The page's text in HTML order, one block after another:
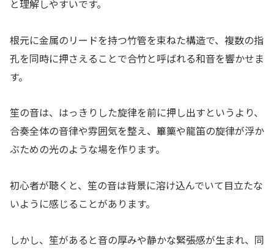
と理解しやすいです。
根元に金属のリードを持つ竹管を束ねた構造で、複数の指
孔を同時に押さえることで合竹と呼ばれる和音を響かせま
す。
笙の音は、はっきりした旋律を前に押し出すというより、
合奏全体の音律や雰囲気を整え、篳篥や龍笛の旋律が浮か
ぶための光のような場を作ります。
初心者が聴くと、笙の音は背景に溶け込んでいて目立たな
いように感じることがあります。
しかし、笙があると音の厚みや静かな緊張感が生まれ、同